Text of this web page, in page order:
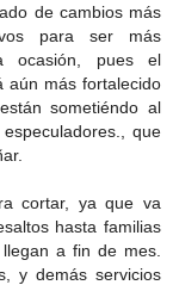
de cambios más
para ser más
ocasión, pues el
aún más fortalecido
sometiéndo al
que
cortar, ya que va
hasta familias
a fin de mes.
y demás servicios